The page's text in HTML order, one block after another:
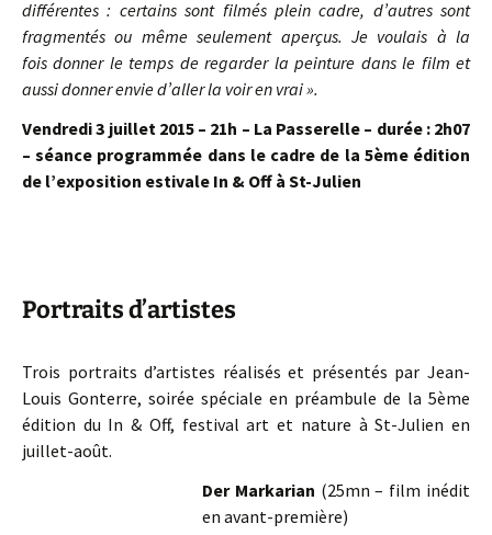
différentes : certains sont filmés plein cadre, d’autres sont
fragmentés ou même seulement aperçus. Je voulais à la
fois donner le temps de regarder la peinture dans le film et
aussi donner envie d’aller la voir en vrai ».
Vendredi 3 juillet 2015 – 21h – La Passerelle – durée : 2h07
– séance programmée dans le cadre de la 5ème édition
de l’exposition estivale In & Off à St-Julien
Portraits d’artistes
Trois portraits d’artistes réalisés et présentés par Jean-
Louis Gonterre, soirée spéciale en préambule de la 5ème
édition du In & Off, festival art et nature à St-Julien en
juillet-août.
Der Markarian (25mn – film inédit
en avant-première)